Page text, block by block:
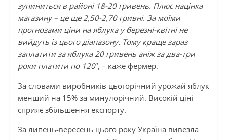
зупиниться в районі 18-20 гривень. Плюс націнка
магазину – це ще 2,50-2,70 гривні. За моїми
прогнозами ціни на яблука у березні-квітні не
вийдуть із цього діапазону. Тому краще зараз
заплатити за яблука 20 гривень аніж за два-три
роки платити по 120“, – каже фермер.
За словами виробників цьогорічний урожай яблук
менший на 15% за минулорічний. Високій ціні
сприяє збільшення експорту.
За липень-вересень цього року Україна вивезла